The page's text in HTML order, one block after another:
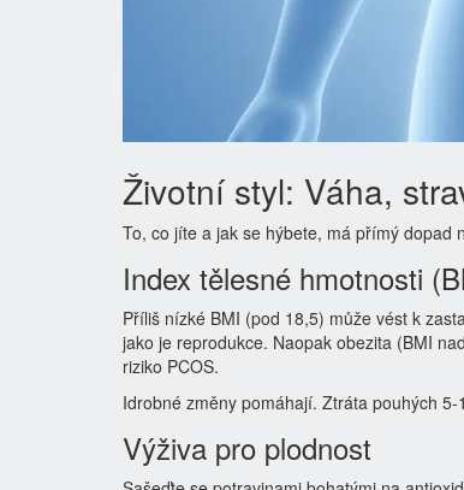
Životní styl: Váha,
To, co jíte a jak se hýbete, má přímý dopad
Index tělesné hmotnosti
Příliš nízké BMI (pod 18,5) může vést k
jako je reprodukce. Naopak obezita (BMI
riziko PCOS.
Idrobné změny pomáhají. Ztráta pouhých
Výživa pro plodnost